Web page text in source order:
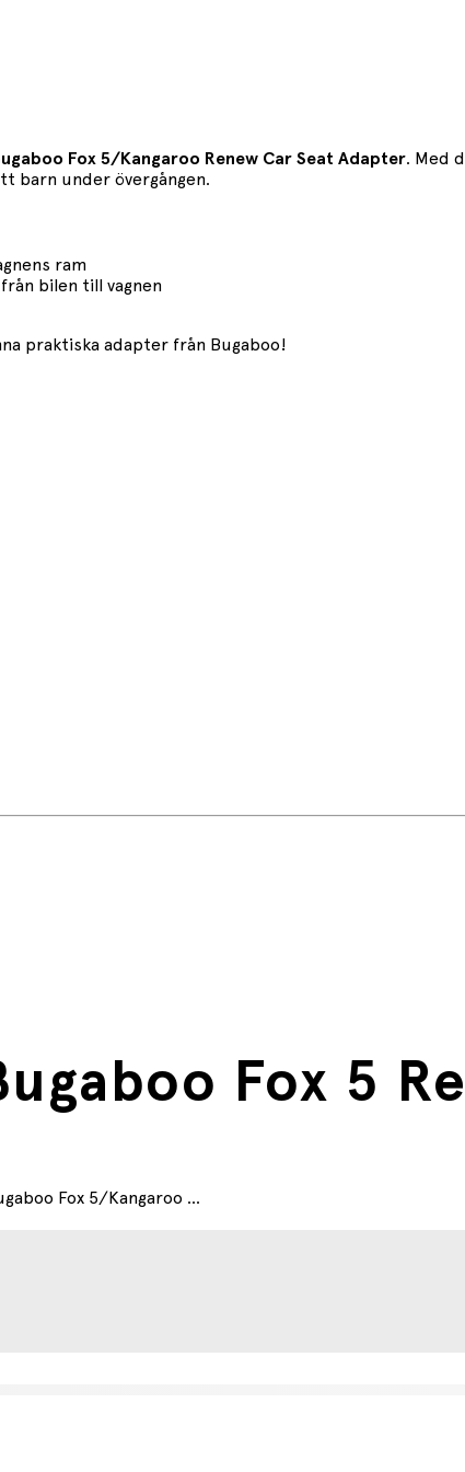
Fox 5/Kangaroo Renew Car Seat Adapter. Med
barn under övergången.
ram
bilen till vagnen
praktiska adapter från Bugaboo!
Fox 5
Fox 5/Kangaroo ...